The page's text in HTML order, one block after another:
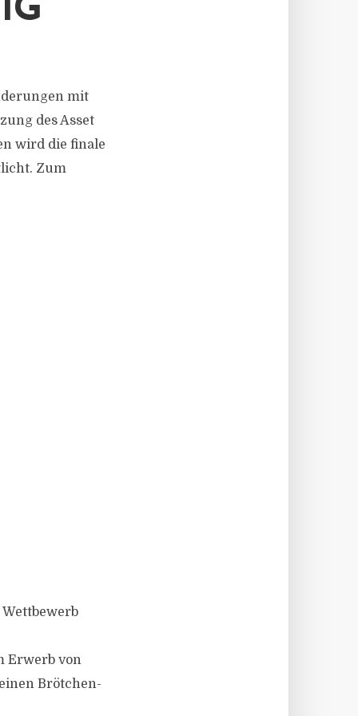
mit
des Asset
wird die finale
Zum
Erwerb von
Brötchen-